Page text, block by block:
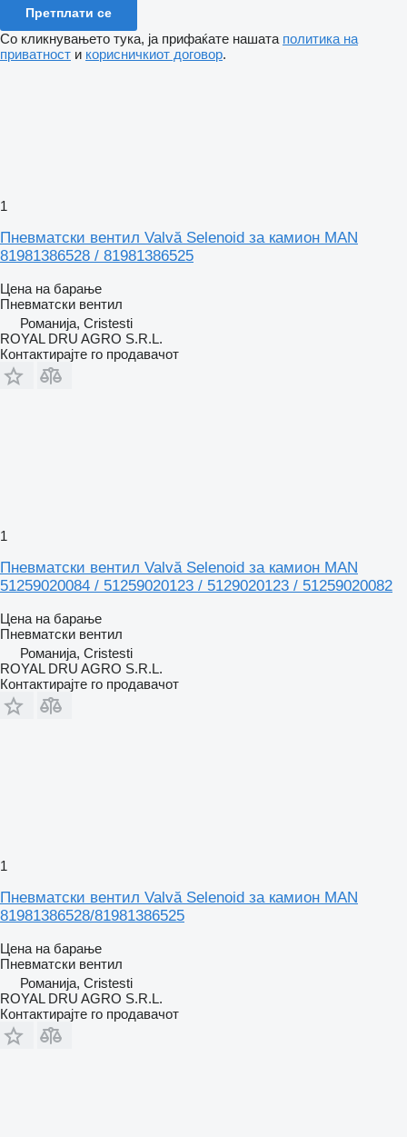
Претплати се
Со кликнувањето тука, ја прифаќате нашата политика на
приватност и корисничкиот договор.
1
Пневматски вентил Valvă Selenoid за камион MAN
81981386528 / 81981386525
Цена на барање
Пневматски вентил
Романија, Cristesti
ROYAL DRU AGRO S.R.L.
Контактирајте го продавачот
1
Пневматски вентил Valvă Selenoid за камион MAN
51259020084 / 51259020123 / 5129020123 / 51259020082
Цена на барање
Пневматски вентил
Романија, Cristesti
ROYAL DRU AGRO S.R.L.
Контактирајте го продавачот
1
Пневматски вентил Valvă Selenoid за камион MAN
81981386528/81981386525
Цена на барање
Пневматски вентил
Романија, Cristesti
ROYAL DRU AGRO S.R.L.
Контактирајте го продавачот